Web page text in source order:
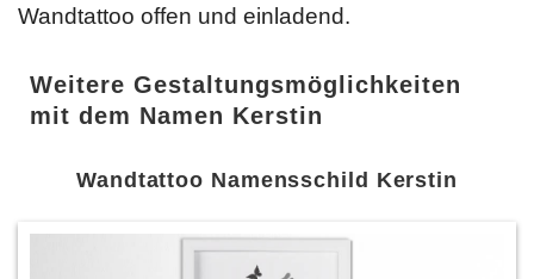
Wandtattoo offen und einladend.
Weitere Gestaltungsmöglichkeiten
mit dem Namen Kerstin
Wandtattoo Namensschild Kerstin